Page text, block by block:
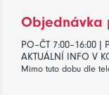
Objednávka
PO–ČT 7:00–16:00 |
AKTUÁLNÍ INFO V
Mimo tuto dobu dle